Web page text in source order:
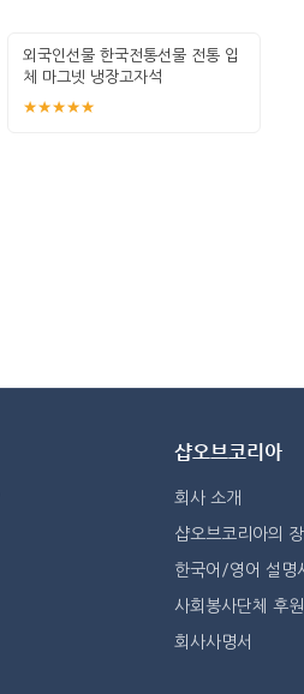
외국인선물 한국전통선물 전통 입
체 마그넷 냉장고자석
★★★★★
샵오브코리아
회사 소개
샵오브코리아의
한국어/영어 설명
사회봉사단체 후원
회사사명서